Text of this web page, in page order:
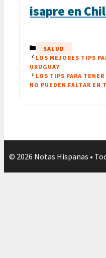
isapre en
CATEGORÍAS
SALUD
LOS MEJORES TIPS
URUGUAY
LOS TIPS PARA
NO PUEDEN FALTAR EN
© 2026 Notas Hispanas •